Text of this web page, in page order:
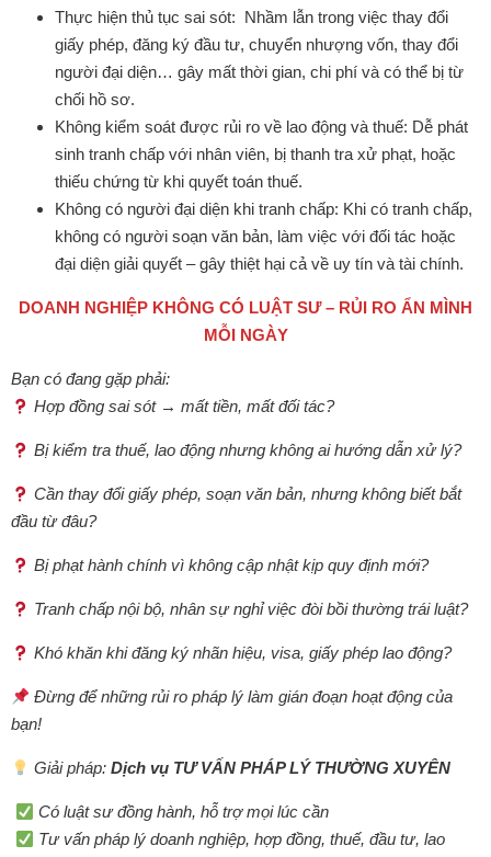
Thực hiện thủ tục sai sót: Nhầm lẫn trong việc thay đổi
giấy phép, đăng ký đầu tư, chuyển nhượng vốn, thay đổi
người đại diện… gây mất thời gian, chi phí và có thể bị từ
chối hồ sơ.
Không kiểm soát được rủi ro về lao động và thuế: Dễ phát
sinh tranh chấp với nhân viên, bị thanh tra xử phạt, hoặc
thiếu chứng từ khi quyết toán thuế.
Không có người đại diện khi tranh chấp: Khi có tranh chấp,
không có người soạn văn bản, làm việc với đối tác hoặc
đại diện giải quyết – gây thiệt hại cả về uy tín và tài chính.
DOANH NGHIỆP KHÔNG CÓ LUẬT SƯ – RỦI RO ẨN MÌNH
MỖI NGÀY
Bạn có đang gặp phải:
Hợp đồng sai sót → mất tiền, mất đối tác?
Bị kiểm tra thuế, lao động nhưng không ai hướng dẫn xử lý?
Cần thay đổi giấy phép, soạn văn bản, nhưng không biết bắt
đầu từ đâu?
Bị phạt hành chính vì không cập nhật kịp quy định mới?
Tranh chấp nội bộ, nhân sự nghỉ việc đòi bồi thường trái luật?
Khó khăn khi đăng ký nhãn hiệu, visa, giấy phép lao động?
Đừng để những rủi ro pháp lý làm gián đoạn hoạt động của
bạn!
Giải pháp:Dịch vụ TƯ VẤN PHÁP LÝ THƯỜNG XUYÊN
Có luật sư đồng hành, hỗ trợ mọi lúc cần
Tư vấn pháp lý doanh nghiệp, hợp đồng, thuế, đầu tư, lao